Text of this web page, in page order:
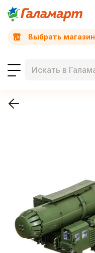
Выбрать магазин